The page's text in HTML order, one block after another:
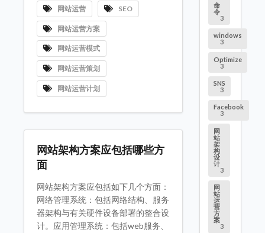
网站运营 SEO
网站运营方案
网站运营模式
网站运营策划
网站运营计划
网站架构方案应包括哪些方
面
网站架构方案应包括如下几个方面：
网络管理系统：包括网络结构、服务
器架构与有关硬件设备部署的整合设
计。应用管理系统：包括web服务、
命
令
3
windows
3
Optimize
3
SNS
3
Facebook
3
网
站
架
构
设
计
3
网
站
运
营
方
案
3